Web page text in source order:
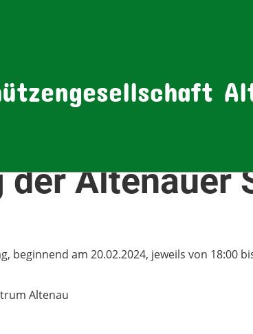
der Altenauer
beginnend am 20.02.2024, jeweils von 18:00
Altenau